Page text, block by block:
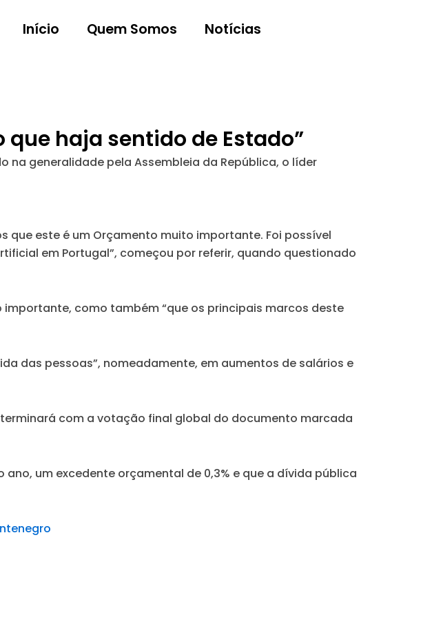
Início Quem Somos Notícias
haja sentido de Estado”
generalidade pela Assembleia da República, o líder
que este é um Orçamento muito importante. Foi possível
em Portugal”, começou por referir, quando questionado
como também “que os principais marcos deste
das pessoas”, nomeadamente, em aumentos de salários e
com a votação final global do documento marcada
ano, um excedente orçamental de 0,3% e que a dívida pública